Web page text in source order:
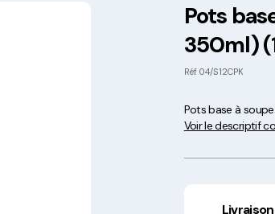
Pots
350ml)
Réf 04/S12CPK
Pots base à
Voir le descriptif